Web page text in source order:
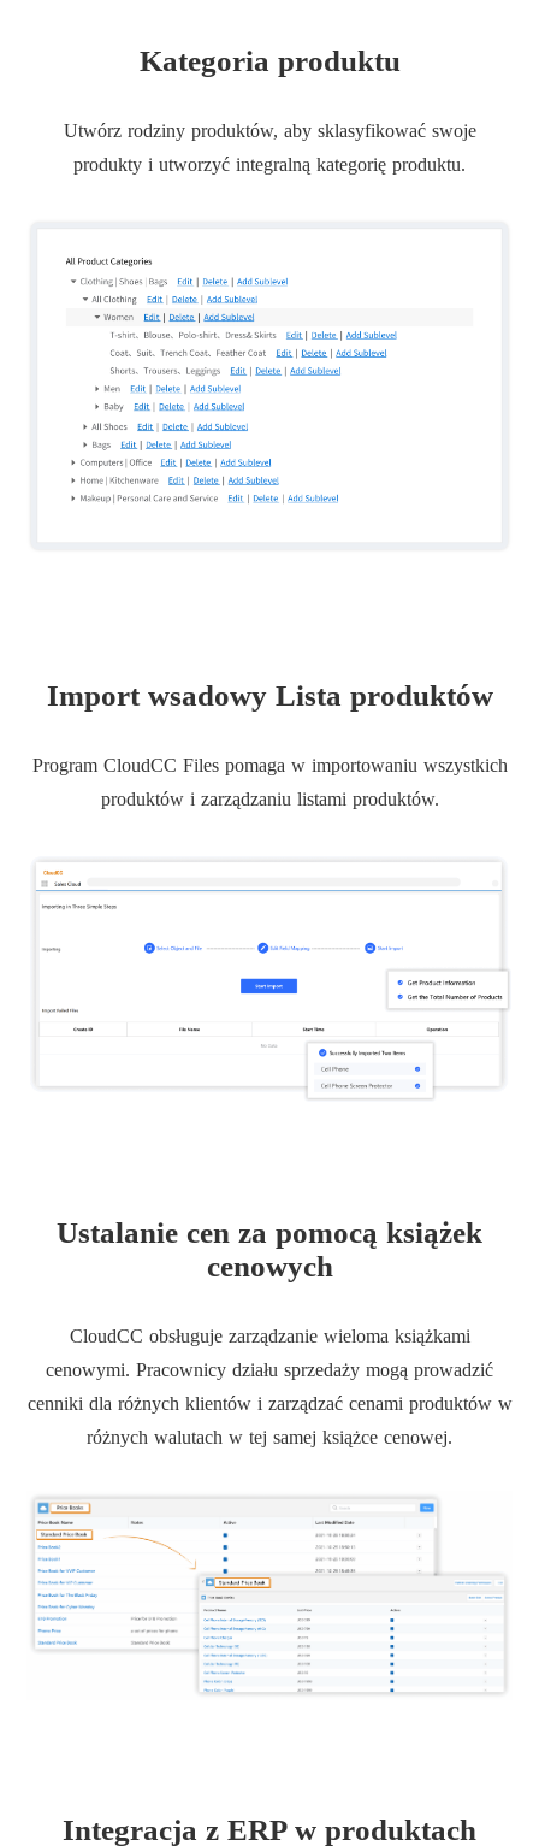
Kategoria produktu
Utwórz rodziny produktów, aby sklasyfikować swoje
produkty i utworzyć integralną kategorię produktu.
Import wsadowy Lista produktów
Program CloudCC Files pomaga w importowaniu wszystkich
produktów i zarządzaniu listami produktów.
Ustalanie cen za pomocą książek
cenowych
CloudCC obsługuje zarządzanie wieloma książkami
cenowymi. Pracownicy działu sprzedaży mogą prowadzić
cenniki dla różnych klientów i zarządzać cenami produktów w
różnych walutach w tej samej książce cenowej.
Integracja z ERP w produktach